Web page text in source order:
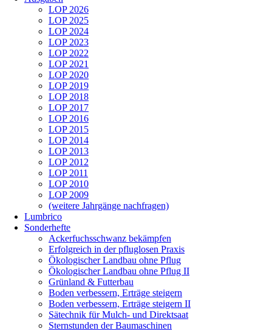
LOP 2026
LOP 2025
LOP 2024
LOP 2023
LOP 2022
LOP 2021
LOP 2020
LOP 2019
LOP 2018
LOP 2017
LOP 2016
LOP 2015
LOP 2014
LOP 2013
LOP 2012
LOP 2011
LOP 2010
LOP 2009
(weitere Jahrgänge nachfragen)
Lumbrico
Sonderhefte
Ackerfuchsschwanz bekämpfen
Erfolgreich in der pfluglosen Praxis
Ökologischer Landbau ohne Pflug
Ökologischer Landbau ohne Pflug II
Grünland & Futterbau
Boden verbessern, Erträge steigern
Boden verbessern, Erträge steigern II
Sätechnik für Mulch- und Direktsaat
Sternstunden der Baumaschinen